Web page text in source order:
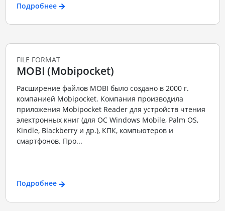
Подробнее
FILE FORMAT
MOBI (Mobipocket)
Расширение файлов MOBI было создано в 2000 г.
компанией Mobipocket. Компания производила
приложения Mobipocket Reader для устройств чтения
электронных книг (для ОС Windows Mobile, Palm OS,
Kindle, Blackberry и др.), КПК, компьютеров и
смартфонов. Про...
Подробнее